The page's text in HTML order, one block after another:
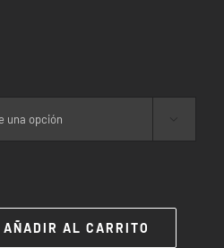
AÑADIR AL CARRITO